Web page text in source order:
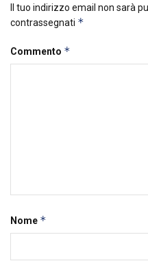
Il tuo indirizzo email non sarà
contrassegnati *
Commento *
Nome *